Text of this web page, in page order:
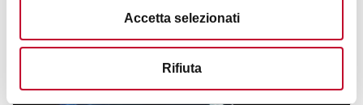
Accetta selezionati
Rifiuta